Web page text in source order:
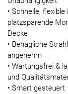
• Schnelle,
platzsparende
Decke
• Behagliche
angenehm
• Wartungsfrei &
und
• Smart